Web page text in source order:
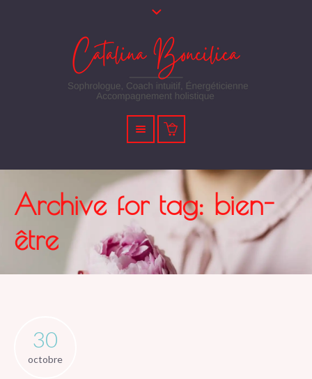
Archive for tag: bien-
être
30
octobre